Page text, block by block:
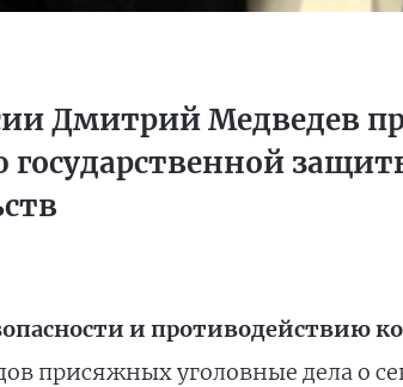
Дмитрий Медведев
и противодействию
присяжных уголовные дела о